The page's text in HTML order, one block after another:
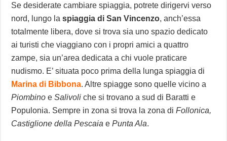
Se desiderate cambiare spiaggia, potrete dirigervi verso
nord, lungo laspiaggia di San Vincenzo, anch’essa
totalmente libera, dove si trova sia uno spazio dedicato
ai turisti che viaggiano con i propri amici a quattro
zampe, sia un’area dedicata a chi vuole praticare
nudismo. E’ situata poco prima della lunga spiaggia di
Marina di Bibbona. Altre spiagge sono quelle vicino a
Piombino eSalivoli che si trovano a sud di Baratti e
Populonia. Sempre in zona si trova la zona diFollonica,
Castiglione della Pescaia ePunta Ala.